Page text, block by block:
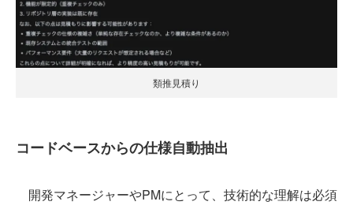
類推見積り
コードベースからの仕様自動抽出
開発マネージャーやPMにとって、技術的な理解は必須